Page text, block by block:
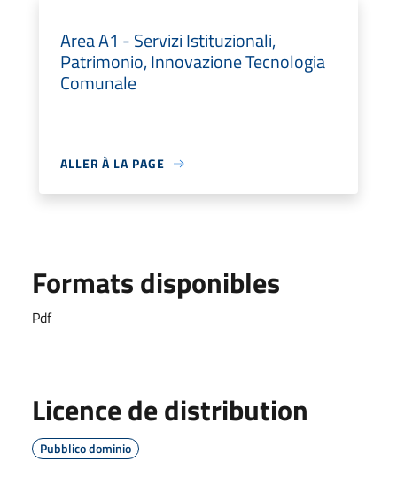
Area A1 - Servizi Istituzionali,
Patrimonio, Innovazione Tecnologia
Comunale
ALLER À LA PAGE
Formats disponibles
Pdf
Licence de distribution
Pubblico dominio